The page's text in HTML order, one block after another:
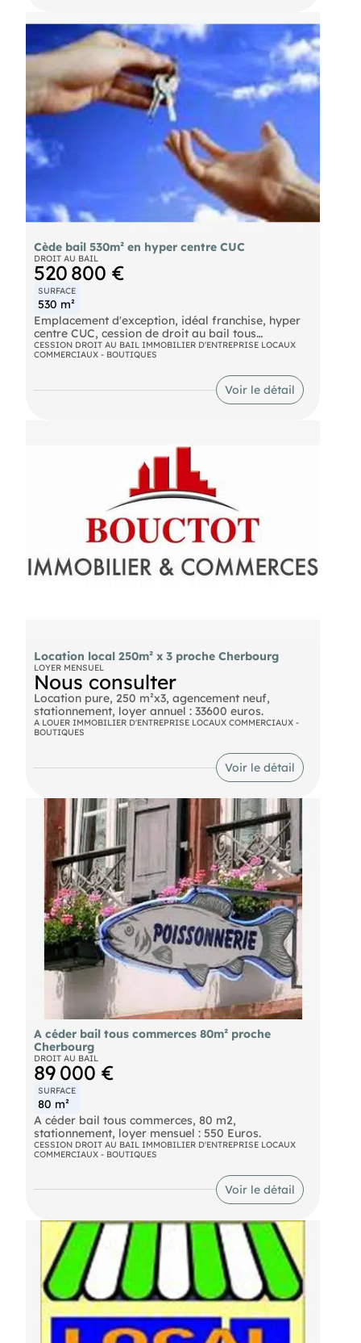
Cède bail 530m² en hyper centre CUC
DROIT AU BAIL
520 800 €
SURFACE
530 m²
Emplacement d'exception, idéal franchise, hyper
centre CUC, cession de droit au bail tous
commerces, ensemble sur 3 niveaux, superficie
totale environ 530 m², rez-de-chaussée 180 m²,
CESSION DROIT AU BAIL IMMOBILIER D'ENTREPRISE LOCAUX
COMMERCIAUX - BOUTIQUES
Voir le détail
Location local 250m² x 3 proche Cherbourg
LOYER MENSUEL
Nous consulter
Location pure, 250 m²x3, agencement neuf,
stationnement, loyer annuel : 33600 euros.
A LOUER IMMOBILIER D'ENTREPRISE LOCAUX COMMERCIAUX -
BOUTIQUES
Voir le détail
A céder bail tous commerces 80m² proche
Cherbourg
DROIT AU BAIL
89 000 €
SURFACE
80 m²
A céder bail tous commerces, 80 m2,
stationnement, loyer mensuel : 550 Euros.
CESSION DROIT AU BAIL IMMOBILIER D'ENTREPRISE LOCAUX
COMMERCIAUX - BOUTIQUES
Voir le détail